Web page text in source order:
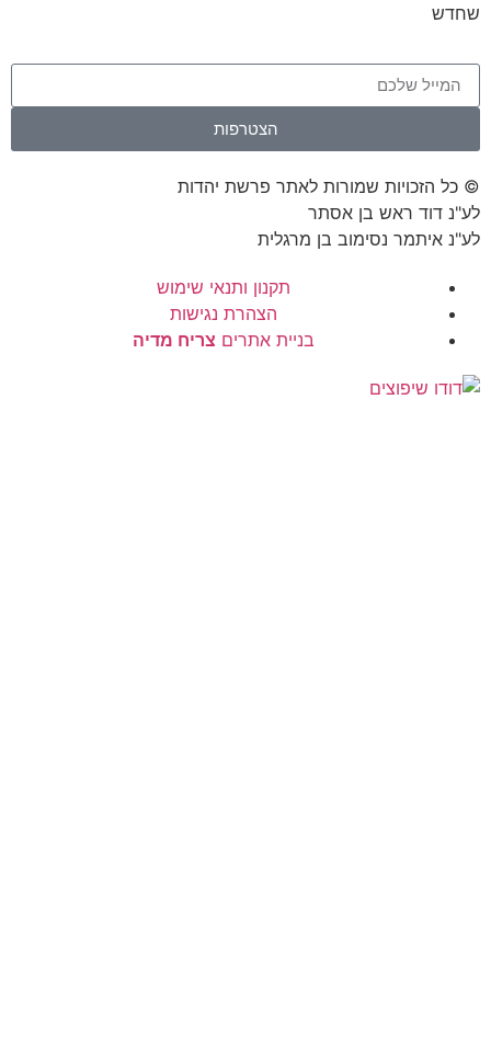
שחדש
הצטרפות
© כל הזכויות שמורות לאתר פרשת יהדות
לע"נ דוד ראש בן אסתר
לע"נ איתמר נסימוב בן מרגלית
תקנון ותנאי שימוש
הצהרת נגישות
בניית אתרים צריח מדיה